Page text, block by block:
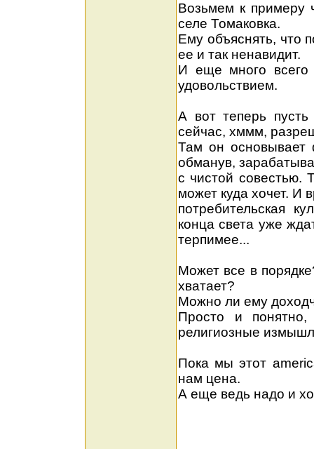
Возьмем к примеру
селе Томаковка.
Ему объяснять, что
ее и так ненавидит.
И еще много всего
удовольствием.
А вот теперь
сейчас, хммм,
Там он основывает
обманув,
с чистой совестью.
может куда хочет. И
потребительская
конца света уже
терпимее...
Может все в
хватает?
Можно ли ему
Просто и
религиозные
Пока мы этот
нам цена.
А еще ведь надо и